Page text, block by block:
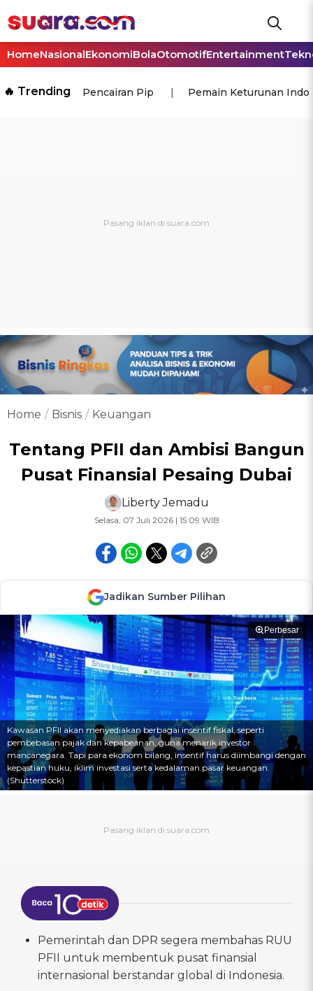
HomeNasionalEkonomiBolaOtomotifEntertainment
🔥 Trending Pencairan Pip Pemain Keturunan
Home Bisnis Keuangan
Tentang PFII dan Ambisi Bangun
Pusat Finansial Pesaing Dubai
Liberty Jemadu
Selasa, 07 Juli 2026 | 15:09 WIB
Jadikan Sumber Pilihan
Perbesar
Kawasan PFII akan menyediakan berbagai insentif fiskal, seperti
pembebasan pajak dan kepabeanan, guna menarik investor
mancanegara. Tapi para ekonom bilang, insentif harus diimbangi dengan
kepastian huku, iklim investasi serta kedalaman pasar keuangan.
(Shutterstock)
Pemerintah dan DPR segera membahas RUU
PFII untuk membentuk pusat finansial
internasional berstandar global di Indonesia.